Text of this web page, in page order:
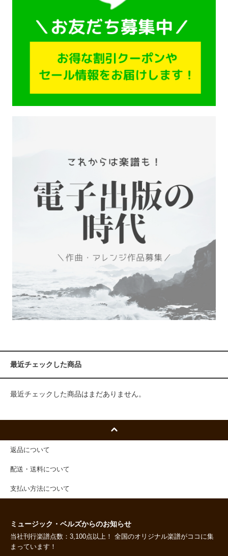
最近チェックした商品
最近チェックした商品はまだありません。
返品について
配送・送料について
支払い方法について
ミュージック・ベルズからのお知らせ
当社刊行楽譜点数：3,100点以上！ 全国のオリジナル楽譜がココに集
まっています！